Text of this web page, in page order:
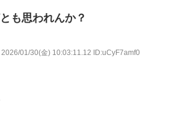
も思われんか？
2026/01/30(金) 10:03:11.12 ID:uCyF7amf0